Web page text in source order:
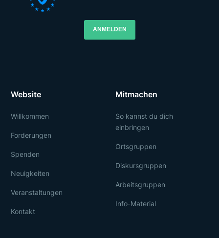
ANMELDEN
Website
Willkommen
Forderungen
Spenden
Neuigkeiten
Veranstaltungen
Kontakt
Mitmachen
So kannst du dich
einbringen
Ortsgruppen
Diskursgruppen
Arbeitsgruppen
Info-Material